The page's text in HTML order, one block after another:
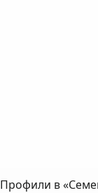
Профили в